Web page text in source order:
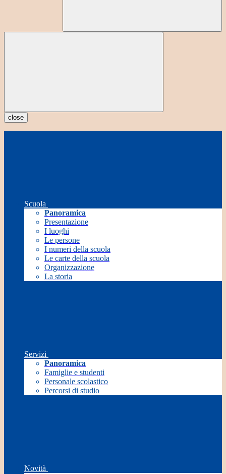
close
Scuola
Panoramica
Presentazione
I luoghi
Le persone
I numeri della scuola
Le carte della scuola
Organizzazione
La storia
Servizi
Panoramica
Famiglie e studenti
Personale scolastico
Percorsi di studio
Novità